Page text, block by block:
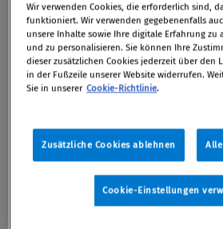
11. November 2022
Investitionszuschuss-VO:
Finanzierungsstandbein
Marktprämien
Fördervoraussetzungen
Anlagenbedingungen
Wann, unter welchen
Wir verwenden Cookies, die erforderlich sind,
funktioniert. Wir verwenden gegebenenfalls
unsere Inhalte sowie Ihre digitale Erfahrung zu
und zu personalisieren. Sie können Ihre
dieser zusätzlichen Cookies jederzeit über den
in der Fußzeile unserer Website widerrufen.
Sie in unserer Cookie-Richtlinie.
Zusätzliche Cookies ablehnen
Cookie-Einstellungen